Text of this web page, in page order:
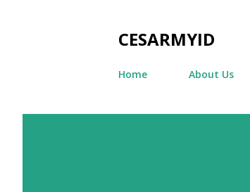
CESARMYID
Home About Us